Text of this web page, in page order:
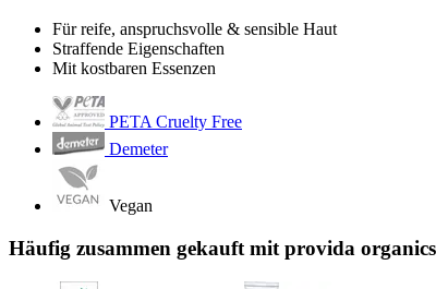
Für reife, anspruchsvolle & sensible Haut
Straffende Eigenschaften
Mit kostbaren Essenzen
PETA Cruelty Free
Demeter
Vegan
Häufig zusammen gekauft mit provida